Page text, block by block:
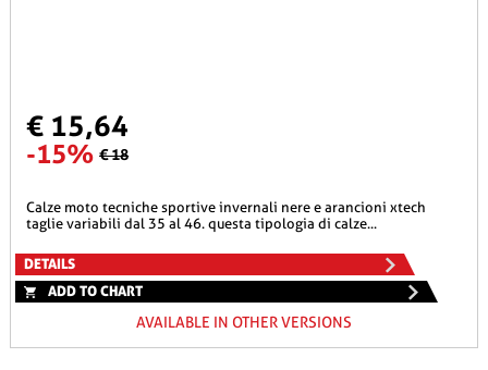
€ 15,64
-15% € 18
calze moto tecniche sportive invernali nere e arancioni xtech
taglie variabili dal 35 al 46. questa tipologia di calze...
DETAILS
ADD TO CHART
AVAILABLE IN OTHER VERSIONS